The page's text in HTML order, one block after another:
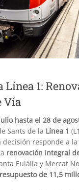
Línea 1:
Vía
hasta el 28 de
Sants de la Línea 1
decisión responde a
renovación integral
Eulàlia y Mercat
de 11,5